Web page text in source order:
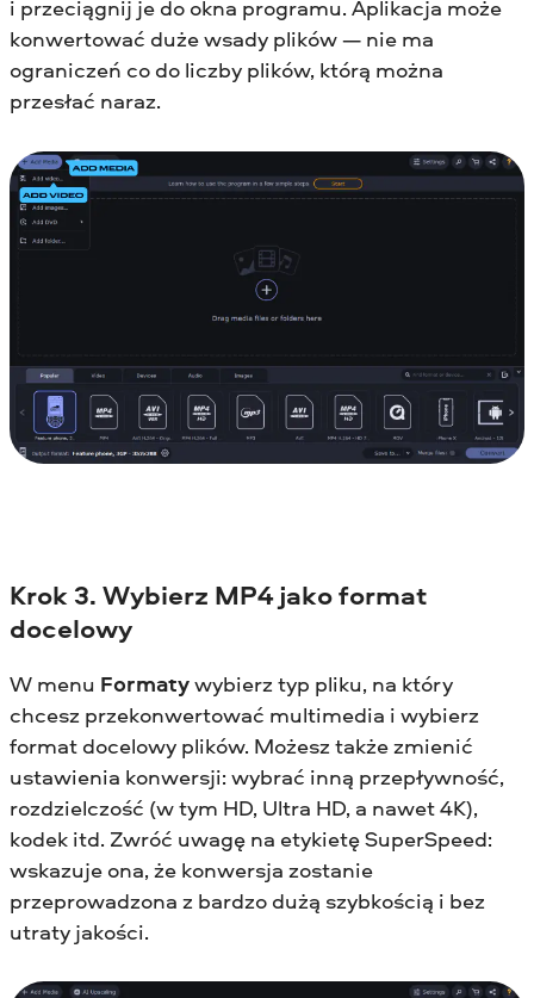
i przeciągnij je do okna programu. Aplikacja może
konwertować duże wsady plików — nie ma
ograniczeń co do liczby plików, którą można
przesłać naraz.
Krok 3. Wybierz MP4 jako format
docelowy
W menu Formatywybierz typ pliku, na który
chcesz przekonwertować multimedia i wybierz
format docelowy plików. Możesz także zmienić
ustawienia konwersji: wybrać inną przepływność,
rozdzielczość (w tym HD, Ultra HD, a nawet 4K),
kodek itd. Zwróć uwagę na etykietę SuperSpeed:
wskazuje ona, że konwersja zostanie
przeprowadzona z bardzo dużą szybkością i bez
utraty jakości.